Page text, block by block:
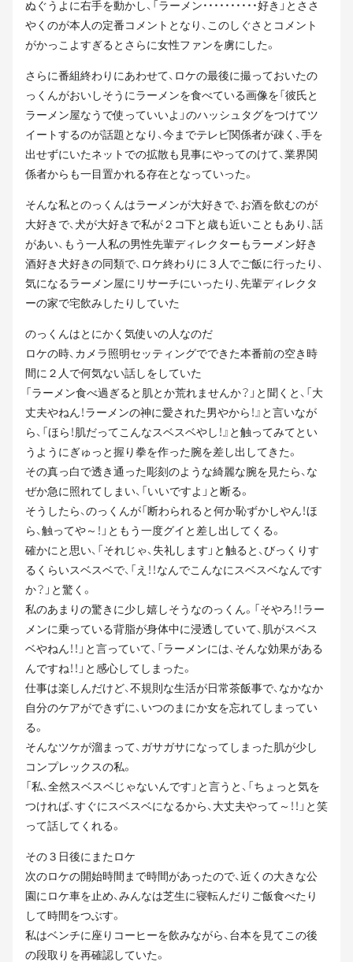
ぬぐうよに右手を動かし、「ラーメン・・・・・・・・・・好き」とささ
やくのが本人の定番コメントとなり、このしぐさとコメント
がかっこよすぎるとさらに女性ファンを虜にした。
さらに番組終わりにあわせて、ロケの最後に撮っておいたの
っくんがおいしそうにラーメンを食べている画像を「彼氏と
ラーメン屋なうで使っていいよ」のハッシュタグをつけてツ
イートするのが話題となり、今までテレビ関係者が疎く、手を
出せずにいたネットでの拡散も見事にやってのけて、業界関
係者からも一目置かれる存在となっていった。
そんな私とのっくんはラーメンが大好きで、お酒を飲むのが
大好きで、犬が大好きで私が２コ下と歳も近いこともあり、話
があい、もう一人私の男性先輩ディレクターもラーメン好き
酒好き犬好きの同類で、ロケ終わりに３人でご飯に行ったり、
気になるラーメン屋にリサーチにいったり、先輩ディレクタ
ーの家で宅飲みしたりしていた
のっくんはとにかく気使いの人なのだ
ロケの時、カメラ照明セッティングでできた本番前の空き時
間に２人で何気ない話しをしていた
「ラーメン食べ過ぎると肌とか荒れませんか？」と聞くと、「大
丈夫やねん！ラーメンの神に愛された男やから！』と言いなが
ら、「ほら！肌だってこんなスベスベやし！』と触ってみてとい
うようにぎゅっと握り拳を作った腕を差し出してきた。
その真っ白で透き通った彫刻のような綺麗な腕を見たら、な
ぜか急に照れてしまい、「いいですよ」と断る。
そうしたら、のっくんが「断わられると何か恥ずかしやん！ほ
ら、触ってや～！」ともう一度グイと差し出してくる。
確かにと思い、「それじゃ、失礼します」と触ると、びっくりす
るくらいスベスベで、「え！！なんでこんなにスベスベなんです
か？」と驚く。
私のあまりの驚きに少し嬉しそうなのっくん。「そやろ！！ラー
メンに乗っている背脂が身体中に浸透していて、肌がスベス
ベやねん！！」と言っていて、「ラーメンには、そんな効果がある
んですね！！」と感心してしまった。
仕事は楽しんだけど、不規則な生活が日常茶飯事で、なかなか
自分のケアができずに、いつのまにか女を忘れてしまってい
る。
そんなツケが溜まって、ガサガサになってしまった肌が少し
コンプレックスの私。
「私、全然スベスベじゃないんです」と言うと、「ちょっと気を
つければ、すぐにスベスベになるから、大丈夫やって～！！」と笑
って話してくれる。
その３日後にまたロケ
次のロケの開始時間まで時間があったので、近くの大きな公
園にロケ車を止め、みんなは芝生に寝転んだりご飯食べたり
して時間をつぶす。
私はベンチに座りコーヒーを飲みながら、台本を見てこの後
の段取りを再確認していた。